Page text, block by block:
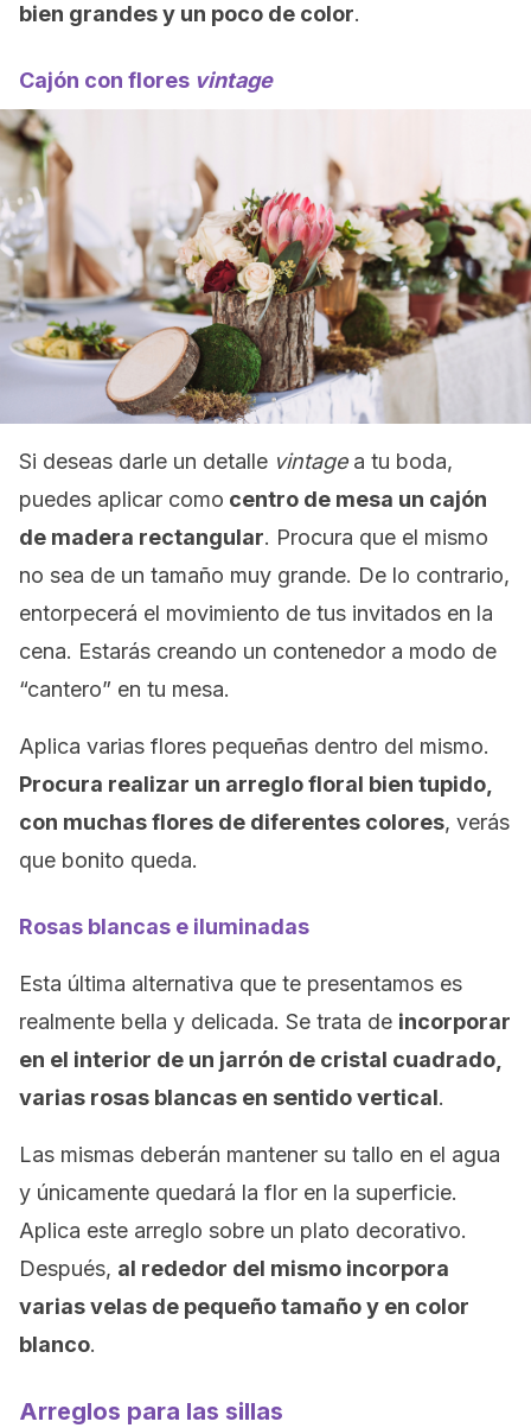
bien grandes y un poco de color.
Cajón con flores vintage
Si deseas darle un detalle vintagea tu boda,
puedes aplicar como centro de mesa un cajón
de madera rectangular. Procura que el mismo
no sea de un tamaño muy grande. De lo contrario,
entorpecerá el movimiento de tus invitados en la
cena. Estarás creando un contenedor a modo de
“cantero” en tu mesa.
Aplica varias flores pequeñas dentro del mismo.
Procura realizar un arreglo floral bien tupido,
con muchas flores de diferentes colores, verás
que bonito queda.
Rosas blancas e iluminadas
Esta última alternativa que te presentamos es
realmente bella y delicada. Se trata de incorporar
en el interior de un jarrón de cristal cuadrado,
varias rosas blancas en sentido vertical.
Las mismas deberán mantener su tallo en el agua
y únicamente quedará la flor en la superficie.
Aplica este arreglo sobre un plato decorativo.
Después, al rededor del mismo incorpora
varias velas de pequeño tamaño y en color
blanco.
Arreglos para las sillas